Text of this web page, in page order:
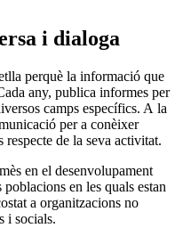
i dialoga
perquè la informació que
any, publica informes per
camps específics. A la
per a conèixer
respecte de la seva activitat.
en el desenvolupament
en les quals estan
a organitzacions no
i socials.